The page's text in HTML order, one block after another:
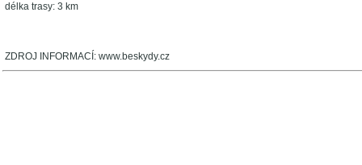
délka trasy: 3 km
ZDROJ INFORMACÍ: www.beskydy.cz